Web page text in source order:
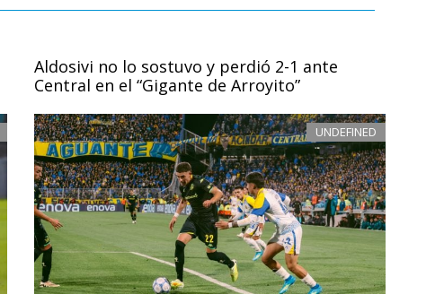
Aldosivi no lo sostuvo y perdió 2-1 ante
Central en el “Gigante de Arroyito”
UNDEFINED